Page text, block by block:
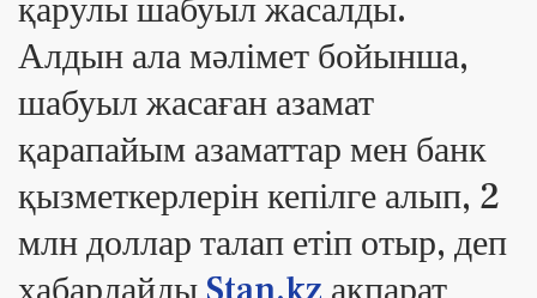
қарулы шабуыл жасалды.
Алдын ала мәлімет бойынша,
шабуыл жасаған азамат
қарапайым азаматтар мен банк
қызметкерлерін кепілге алып, 2
млн доллар талап етіп отыр, деп